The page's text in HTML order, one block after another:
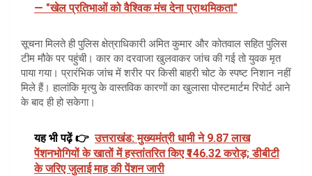
— "खेल प्रतिभाओं को वैश्विक मंच देना प्राथमिकता"
सूचना मिलते ही पुलिस क्षेत्राधिकारी अमित कुमार और कोतवाल सहित पुलिस
टीम मौके पर पहुंची। कार का दरवाजा खुलवाकर जांच की गई तो युवक मृत
पाया गया। प्रारंभिक जांच में शरीर पर किसी बाहरी चोट के स्पष्ट निशान नहीं
मिले हैं। हालांकि मृत्यु के वास्तविक कारणों का खुलासा पोस्टमार्टम रिपोर्ट आने
के बाद ही हो सकेगा।
यह भी पढ़ें 👉 उत्तराखंड: मुख्यमंत्री धामी ने 9.87 लाख
पेंशनभोगियों के खातों में हस्तांतरित किए ₹146.32 करोड़; डीबीटी
के जरिए जुलाई माह की पेंशन जारी